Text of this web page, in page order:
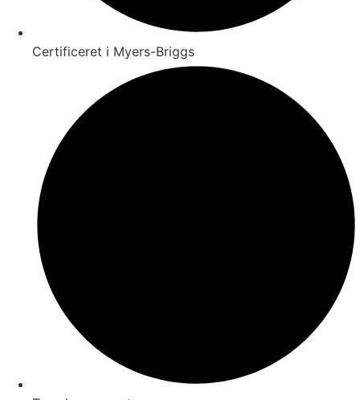
Certificeret i Myers-Briggs